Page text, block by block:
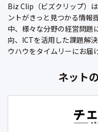
Biz Clip（ビズクリップ）
ントがきっと見つかる情報
中、様々な分野の経営問題
向、ICTを活用した課題解
ウハウをタイムリーにお届
ネット